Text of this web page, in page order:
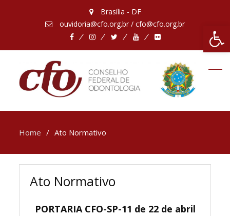
Brasília - DF
ouvidoria@cfo.org.br / cfo@cfo.org.br
FacebookInstagramTwitterYoutubeFlickr
Home Ato Normativo
Ato Normativo
PORTARIA CFO-SP-11 de 22 de abril